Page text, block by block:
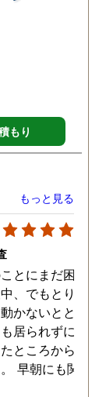
もり
もっと見る
とにまだ困惑し
、でもとりあえ
かないとと居て
居られずに早朝
ところから始ま
早朝にも関わ
もしっかり対応